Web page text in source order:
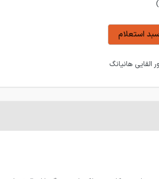
استعلام
القایی هانیانگ